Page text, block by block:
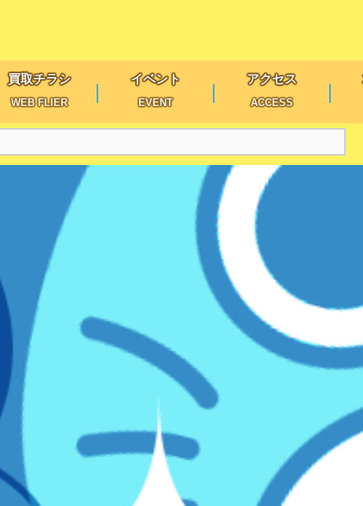
買取チラシ
WEB FLIER
イベント
EVENT
アクセス
ACCESS